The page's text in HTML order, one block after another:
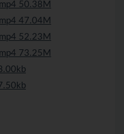
50.38M
47.04M
52.23M
73.25M